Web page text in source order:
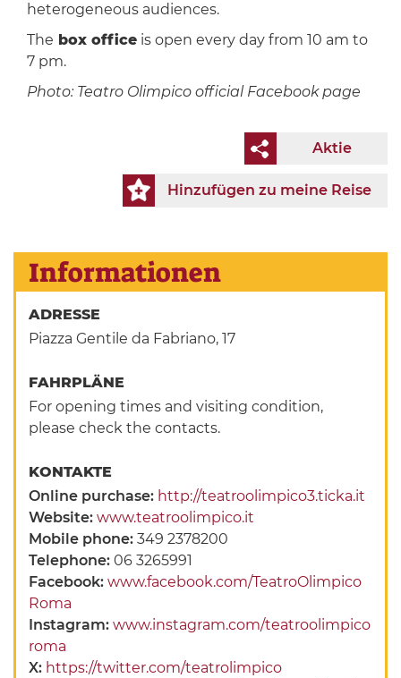
heterogeneous audiences.
The box officeis open every day from 10 am to
7 pm.
Photo: Teatro Olimpico official Facebook page
Aktie
Hinzufügen zu meine Reise
Informationen
ADRESSE
Piazza Gentile da Fabriano, 17
FAHRPLÄNE
For opening times and visiting condition,
please check the contacts.
KONTAKTE
Online purchase: http://teatroolimpico3.ticka.it
Website:www.teatroolimpico.it
Mobile phone:349 2378200
Telephone:06 3265991
Facebook:www.facebook.com/TeatroOlimpico
Roma
Instagram:www.instagram.com/teatroolimpico
roma
X: https://twitter.com/teatrolimpico